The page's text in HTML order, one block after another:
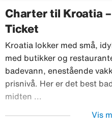
Charter til Kroatia
Ticket
Kroatia lokker med små,
med butikker og
badevann, enestående
prisnivå. Her er det best
midten ...
Vis